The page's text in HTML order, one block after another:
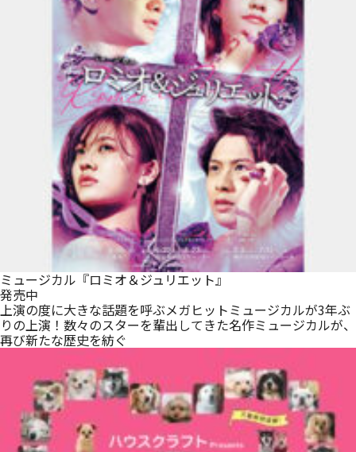
ミュージカル『ロミオ＆ジュリエット』
発売中
上演の度に大きな話題を呼ぶメガヒットミュージカルが3年ぶ
りの上演！数々のスターを輩出してきた名作ミュージカルが、
再び新たな歴史を紡ぐ